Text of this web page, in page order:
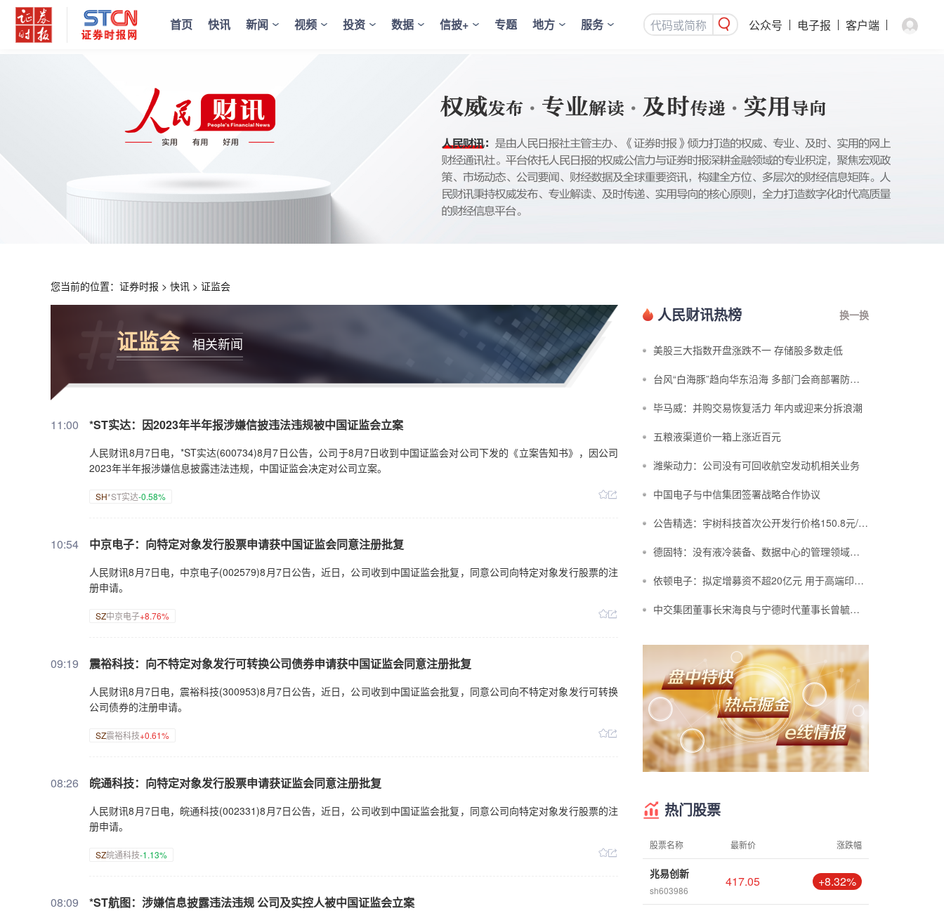
首页 快讯 新闻 视频 投资 数据 信披+ 专题 地方 服务 公众号 电子报 客户端
您当前的位置： 证券时报 > 快讯 > 证监会
证监会 相关新闻
11:00 *ST实达：因2023年半年报涉嫌信披违法违规被中国证监会立案
人民财讯8月7日电，*ST实达(600734)8月7日公告，公司于8月7日收到中国证监会对公司下发的《立案告知书》，因公司
2023年半年报涉嫌信息披露违法违规，中国证监会决定对公司立案。
SH*ST实达-0.58%
10:54 中京电子：向特定对象发行股票申请获中国证监会同意注册批复
人民财讯8月7日电，中京电子(002579)8月7日公告，近日，公司收到中国证监会批复，同意公司向特定对象发行股票的注
册申请。
SZ中京电子+8.76%
09:19 震裕科技：向不特定对象发行可转换公司债券申请获中国证监会同意注册批复
人民财讯8月7日电，震裕科技(300953)8月7日公告，近日，公司收到中国证监会批复，同意公司向不特定对象发行可转换
公司债券的注册申请。
SZ震裕科技+0.61%
08:26 皖通科技：向特定对象发行股票申请获证监会同意注册批复
人民财讯8月7日电，皖通科技(002331)8月7日公告，近日，公司收到中国证监会批复，同意公司向特定对象发行股票的注
册申请。
SZ皖通科技-1.13%
08:09 *ST航图：涉嫌信息披露违法违规 公司及实控人被中国证监会立案
人民财讯热榜 换一换
美股三大指数开盘涨跌不一 存储股多数走低
台风“白海豚”趋向华东沿海 多部门会商部署防汛防台风工作
毕马威：并购交易恢复活力 年内或迎来分拆浪潮
五粮液渠道价一箱上涨近百元
潍柴动力：公司没有可回收航空发动机相关业务
中国电子与中信集团签署战略合作协议
公告精选：宇树科技首次公开发行价格150.8元/股；中复神鹰拟定增募资不超3...
德固特：没有液冷装备、数据中心的管理领域布局或产业规划
依顿电子：拟定增募资不超20亿元 用于高端印制电路板等项目
中交集团董事长宋海良与宁德时代董事长曾毓群举行会谈
热门股票
股票名称 最新价 涨跌幅
兆易创新
sh603986
417.05 +8.32%